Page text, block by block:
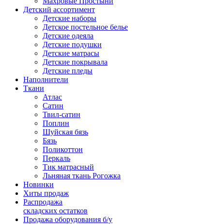
Детский ассортимент
Детские наборы
Детское постельное белье
Детские одеяла
Детские подушки
Детские матрасы
Детские покрывала
Детские пледы
Наполнители
Ткани
Атлас
Сатин
Твил-сатин
Поплин
Шуйская бязь
Бязь
Поликоттон
Перкаль
Тик матрасный
Льняная ткань Рогожка
Новинки
Хиты продаж
Распродажа
складских остатков
Продажа оборудования б/у